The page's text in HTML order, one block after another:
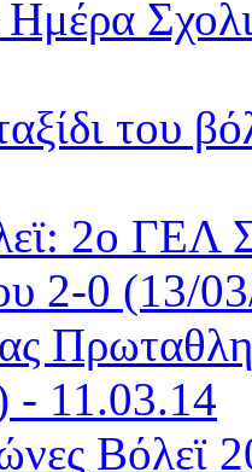
Ημέρα
του
2ο ΓΕΛ
2-0 (13/
- 11.03.14
Βόλεϊ